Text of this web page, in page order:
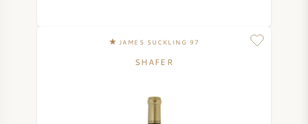
JAMES SUCKLING 97
SHAFER